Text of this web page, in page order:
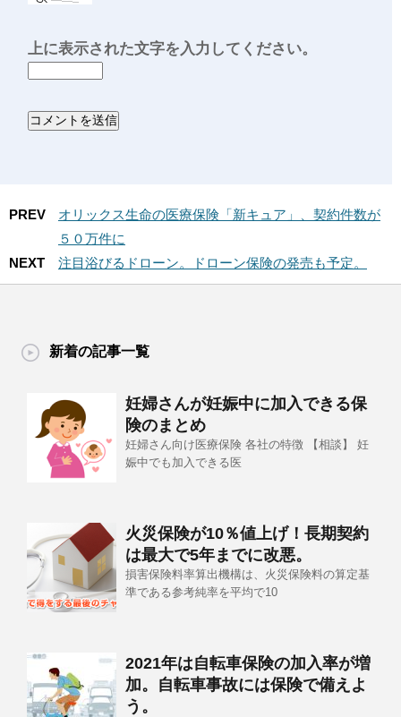
上に表示された文字を入力してください。
PREV
オリックス生命の医療保険「新キュア」、契約件数が
５０万件に
NEXT
注目浴びるドローン。ドローン保険の発売も予定。
新着の記事一覧
妊婦さんが妊娠中に加入できる保
険のまとめ
妊婦さん向け医療保険 各社の特徴 【相談】 妊
娠中でも加入できる医
火災保険が10％値上げ！長期契約
は最大で5年までに改悪。
損害保険料率算出機構は、火災保険料の算定基
準である参考純率を平均で10
2021年は自転車保険の加入率が増
加。自転車事故には保険で備えよ
う。